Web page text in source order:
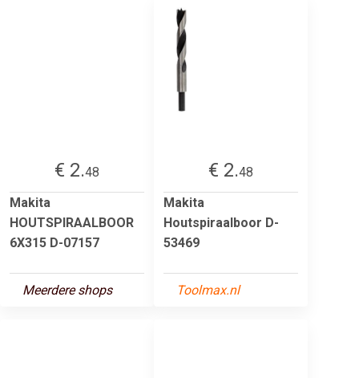
€ 2.48
Makita
HOUTSPIRAALBOOR
6X315 D-07157
Meerdere shops
€ 2.48
Makita
Houtspiraalboor D-
53469
Toolmax.nl